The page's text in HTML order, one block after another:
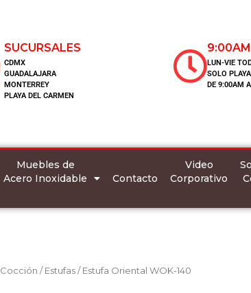
SUCURSALES
CDMX
GUADALAJARA
MONTERREY
PLAYA DEL CARMEN
LUN-VIE
SOLO
DE 9:00AM
Muebles de
Acero Inoxidable
Contacto
Video
Corporativo
Cocción /Estufas/ Estufa Oriental WOK-140